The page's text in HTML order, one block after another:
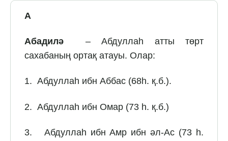
А
Абадилә – Абдуллаһ атты төрт
сахабаның ортақ атауы. Олар:
1. Абдуллаһ ибн Аббас (68һ. қ.б.).
2. Абдуллаһ ибн Омар (73 һ. қ.б.)
3. Абдуллаһ ибн Амр ибн әл-Ас (73 һ.